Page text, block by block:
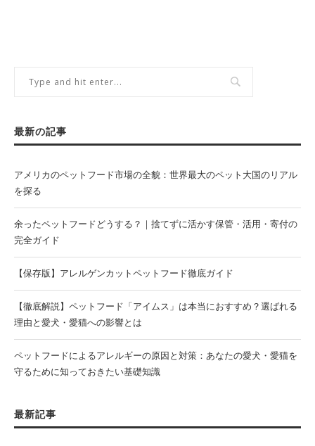
最新の記事
アメリカのペットフード市場の全貌：世界最大のペット大国のリアル
を探る
余ったペットフードどうする？｜捨てずに活かす保管・活用・寄付の
完全ガイド
【保存版】アレルゲンカットペットフード徹底ガイド
【徹底解説】ペットフード「アイムス」は本当におすすめ？選ばれる
理由と愛犬・愛猫への影響とは
ペットフードによるアレルギーの原因と対策：あなたの愛犬・愛猫を
守るために知っておきたい基礎知識
最新記事